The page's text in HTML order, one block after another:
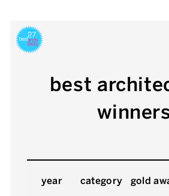
best
year category gold